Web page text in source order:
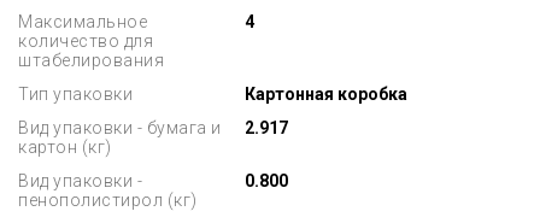
Максимальное
количество для
штабелирования
4
Тип упаковки
Картонная коробка
Вид упаковки - бумага и
картон (кг)
2.917
Вид упаковки -
пенополистирол (кг)
0.800